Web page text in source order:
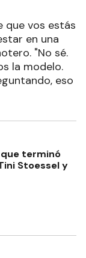
que vos estás
en una
"No sé.
la modelo.
eso
que terminó
Stoessel y